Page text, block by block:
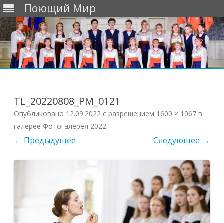
Поющий Мир
TL_20220808_PM_0121
Опубликовано 12.09.2022 с разрешением 1600 × 1067 в
галерее Фотогалерея 2022.
← Предыдущее Следующее →